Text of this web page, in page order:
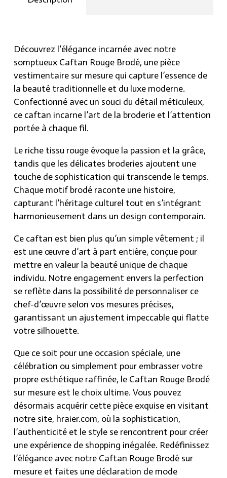
tout en vous offrant une élégance inégalée.
déclaration de style qui ne passera pas inaperçue.
Découvrez l’élégance incarnée avec notre
somptueux Caftan Rouge Brodé, une pièce
vestimentaire sur mesure qui capture l’essence de
la beauté traditionnelle et du luxe moderne.
Confectionné avec un souci du détail méticuleux,
ce caftan incarne l’art de la broderie et l’attention
portée à chaque fil.
Le riche tissu rouge évoque la passion et la grâce,
tandis que les délicates broderies ajoutent une
touche de sophistication qui transcende le temps.
Chaque motif brodé raconte une histoire,
capturant l’héritage culturel tout en s’intégrant
harmonieusement dans un design contemporain.
Ce caftan est bien plus qu’un simple vêtement ; il
est une œuvre d’art à part entière, conçue pour
mettre en valeur la beauté unique de chaque
individu. Notre engagement envers la perfection
se reflète dans la possibilité de personnaliser ce
chef-d’œuvre selon vos mesures précises,
garantissant un ajustement impeccable qui flatte
votre silhouette.
Que ce soit pour une occasion spéciale, une
célébration ou simplement pour embrasser votre
propre esthétique raffinée, le Caftan Rouge Brodé
sur mesure est le choix ultime. Vous pouvez
désormais acquérir cette pièce exquise en visitant
notre site, hraier.com, où la sophistication,
l’authenticité et le style se rencontrent pour créer
une expérience de shopping inégalée. Redéfinissez
l’élégance avec notre Caftan Rouge Brodé sur
mesure et faites une déclaration de mode